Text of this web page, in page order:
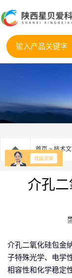
首页>技术
介孔
介孔二氧化硅包金
子特殊光学、电学
相容性和化学稳定